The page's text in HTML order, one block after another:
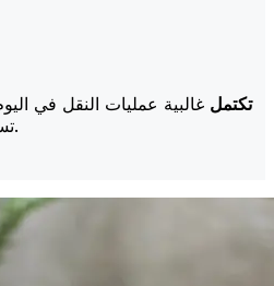
تكتمل غالبية عمليات النقل في
تسليم أموالك بسرعة وموثوقية.